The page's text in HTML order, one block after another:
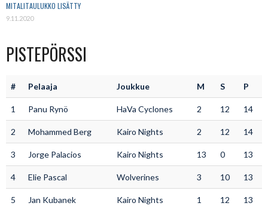
MITALITAULUKKO LISÄTTY
9.11.2020
PISTEPÖRSSI
# Pelaaja Joukkue M S P
1 Panu Rynö HaVa Cyclones 2 12 14
2 Mohammed Berg Kairo Nights 2 12 14
3 Jorge Palacios Kairo Nights 13 0 13
4 Elie Pascal Wolverines 3 10 13
5 Jan Kubanek Kairo Nights 1 12 13